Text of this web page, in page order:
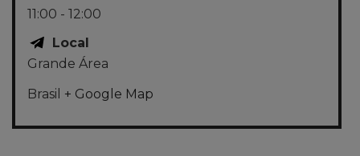
11:00 - 12:00
Local
Grande Área
Brasil + Google Map